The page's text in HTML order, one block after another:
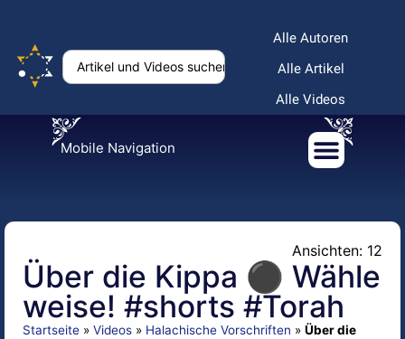
Alle Autoren
Alle Artikel
Alle Videos
Mobile Navigation
Ansichten: 12
Über die Kippa ⚫ Wähle
weise! #shorts #Torah
Startseite » Videos » Halachische Vorschriften » Über die